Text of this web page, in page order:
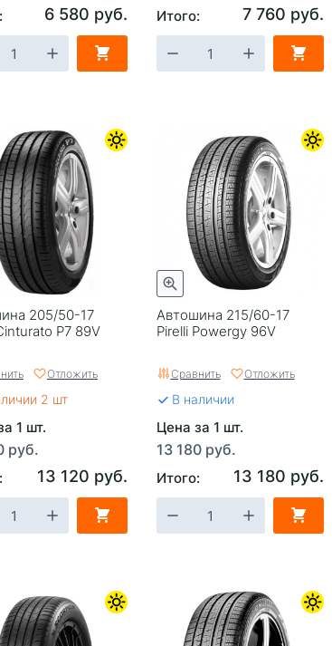
6 580 руб. Итого: 7 760 руб.
205/50-17
P7 89V
Отложить
2 шт
1 шт.
руб.
13 120 руб.
Автошина 215/60-17
Pirelli Powergy 96V
Сравнить Отложить
В наличии
Цена за 1 шт.
13 180 руб.
Итого: 13 180 руб.